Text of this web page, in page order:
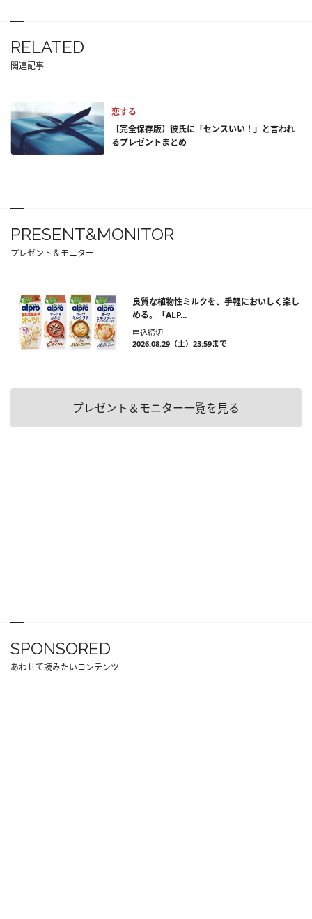
RELATED
関連記事
恋する
【完全保存版】彼氏に「センスいい！」と言われ
るプレゼントまとめ
PRESENT&MONITOR
プレゼント＆モニター
良質な植物性ミルクを、手軽においしく楽し
める。「ALP...
申込締切
2026.08.29（土）23:59まで
プレゼント＆モニター一覧を見る
SPONSORED
あわせて読みたいコンテンツ